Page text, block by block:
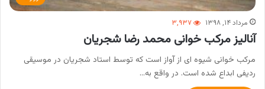
مرداد ۱۴, ۱۳۹۸ ۳,۹۳۷
آنالیز مرکب خوانی محمد رضا شجریان
مرکب خوانی شیوه ای از آواز است که توسط استاد شجریان در موسیقی
ردیفی ابداع شده است. در واقع به…